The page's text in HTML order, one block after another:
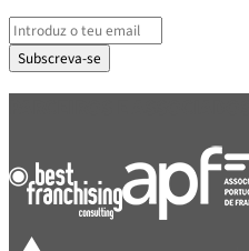
Subscreva-se